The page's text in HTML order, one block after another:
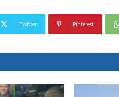
Twitter Pinterest